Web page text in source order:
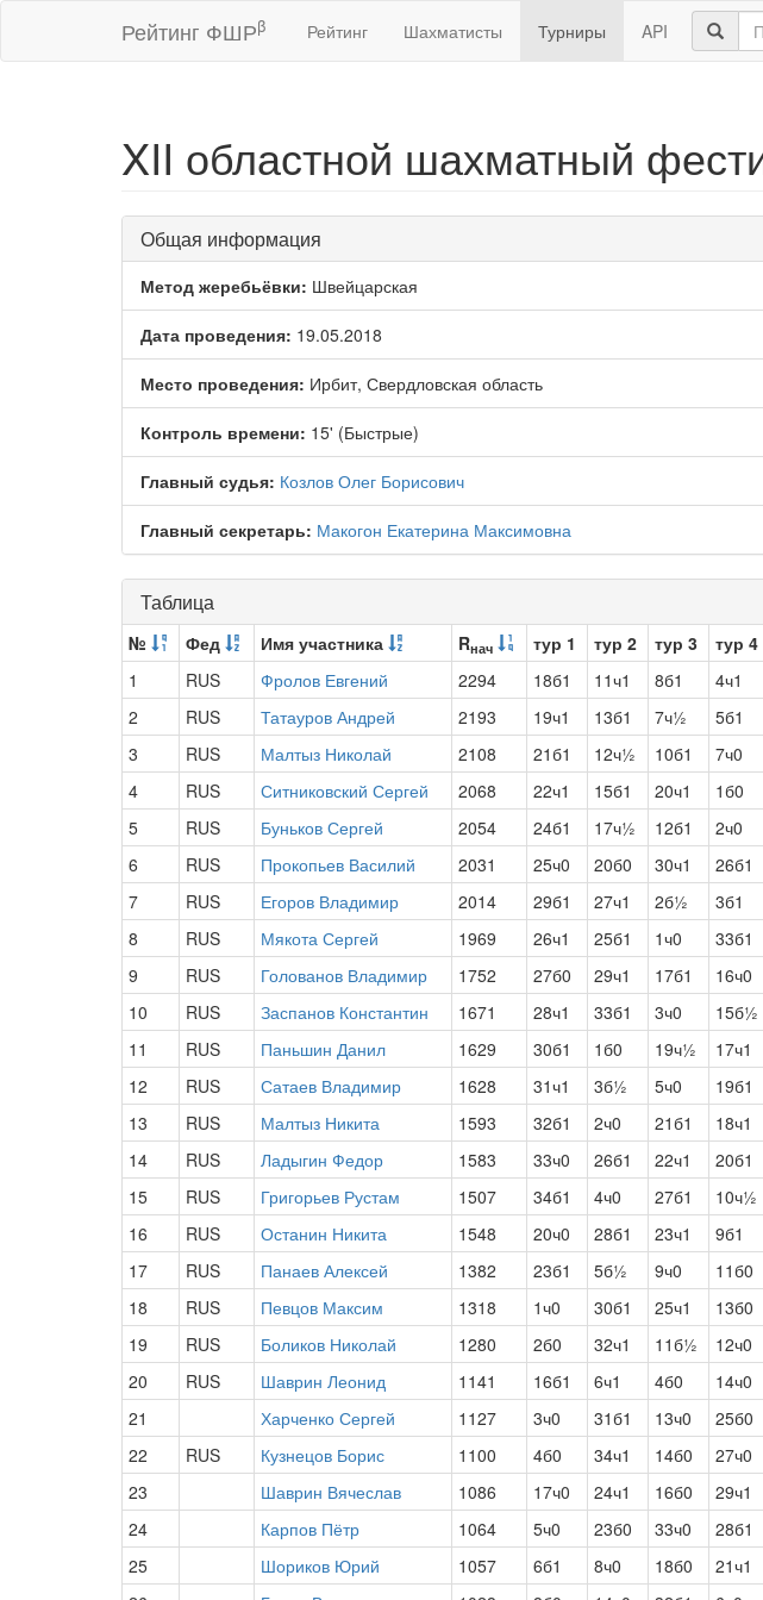
Рейтинг ФШРβ Рейтинг Шахматисты Турниры API
XII областной шахматный
Общая информация
Метод жеребьёвки: Швейцарская
Дата проведения: 19.05.2018
Место проведения: Ирбит, Свердловская область
Контроль времени: 15' (Быстрые)
Главный судья: Козлов Олег Борисович
Главный секретарь: Макогон Екатерина Максимовна
Таблица
№ Фед Имя участника Rнач тур 1 тур 2 тур 3 тур 4
1
RUS Фролов Евгений 2294 18б1 11ч1 8б1 4ч1
2
RUS Татауров Андрей 2193 19ч1 13б1 7ч½ 5б1
3
RUS Малтыз Николай 2108 21б1 12ч½ 10б1 7ч0
4
RUS Ситниковский Сергей 2068 22ч1 15б1 20ч1 1б0
5
RUS Буньков Сергей 2054 24б1 17ч½ 12б1 2ч0
6
RUS Прокопьев Василий 2031 25ч0 20б0 30ч1 26б1
7
RUS Егоров Владимир 2014 29б1 27ч1 2б½ 3б1
8
RUS Мякота Сергей 1969 26ч1 25б1 1ч0 33б1
9
RUS Голованов Владимир 1752 27б0 29ч1 17б1 16ч0
10
RUS Заспанов Константин 1671 28ч1 33б1 3ч0 15б½
11
RUS Паньшин Данил 1629 30б1 1б0 19ч½ 17ч1
12
RUS Сатаев Владимир 1628 31ч1 3б½ 5ч0 19б1
13
RUS Малтыз Никита 1593 32б1 2ч0 21б1 18ч1
14
RUS Ладыгин Федор 1583 33ч0 26б1 22ч1 20б1
15
RUS Григорьев Рустам 1507 34б1 4ч0 27б1 10ч½
16
RUS Останин Никита 1548 20ч0 28б1 23ч1 9б1
17
RUS Панаев Алексей 1382 23б1 5б½ 9ч0 11б0
18
RUS Певцов Максим 1318 1ч0 30б1 25ч1 13б0
19
RUS Боликов Николай 1280 2б0 32ч1 11б½ 12ч0
20
RUS Шаврин Леонид 1141 16б1 6ч1 4б0 14ч0
21
Харченко Сергей 1127 3ч0 31б1 13ч0 25б0
22
RUS Кузнецов Борис 1100 4б0 34ч1 14б0 27ч0
23
Шаврин Вячеслав 1086 17ч0 24ч1 16б0 29ч1
24
Карпов Пётр 1064 5ч0 23б0 33ч0 28б1
25
Шориков Юрий 1057 6б1 8ч0 18б0 21ч1